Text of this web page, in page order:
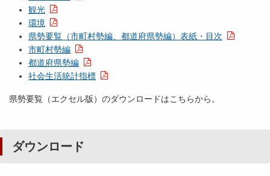
観光
環境
県勢要覧（市町村勢編、都道府県勢編）表紙・目次
市町村勢編
都道府県勢編
社会生活統計指標
県勢要覧（エクセル版）のダウンロードはこちらから。
ダウンロード